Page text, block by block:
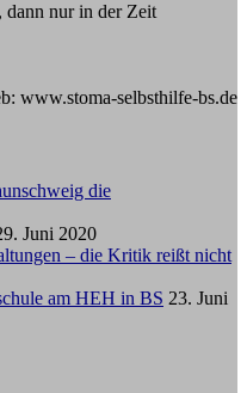
dann nur in der Zeit
www.stoma-selbsthilfe-bs.de
die
Juni 2020
– die Kritik reißt nicht
am HEH in BS 23. Juni